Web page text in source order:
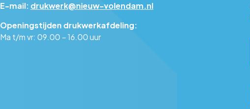
E-mail: drukwerk@nieuw-volendam.nl
Openingstijden drukwerkafdeling:
Ma t/m vr: 09.00 – 16.00 uur